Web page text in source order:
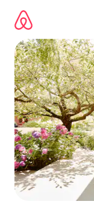
obsah.